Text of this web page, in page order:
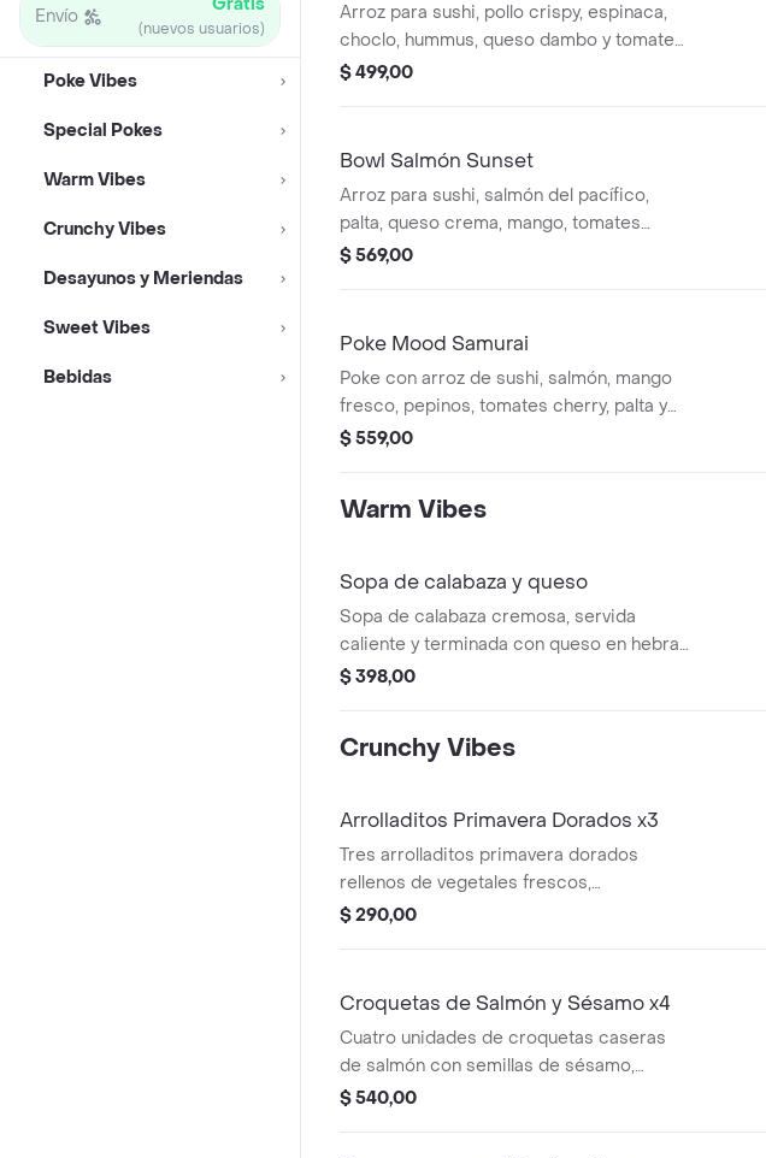
Envío
(nuevos usuarios)
Poke Vibes
Special Pokes
Warm Vibes
Crunchy Vibes
Desayunos y Meriendas
Sweet Vibes
Bebidas
Arroz para sushi, pollo crispy, espinaca,
choclo, hummus, queso dambo y tomate
con salsa césar.
$ 499,00
Bowl Salmón Sunset
Arroz para sushi, salmón del pacífico,
palta, queso crema, mango, tomates
cherry y cebollín en salsa teriyaki.
$ 569,00
Poke Mood Samurai
Poke con arroz de sushi, salmón, mango
fresco, pepinos, tomates cherry, palta y
repollo aderezado con salsa teriyaki.
$ 559,00
Warm Vibes
Sopa de calabaza y queso
Sopa de calabaza cremosa, servida
caliente y terminada con queso en hebras
por encima.
$ 398,00
Crunchy Vibes
Arrolladitos Primavera Dorados x3
Tres arrolladitos primavera dorados
rellenos de vegetales frescos,
acompañados de salsa de soja.
$ 290,00
Croquetas de Salmón y Sésamo x4
Cuatro unidades de croquetas caseras
de salmón con semillas de sésamo,
crocantes por fuera.
$ 540,00